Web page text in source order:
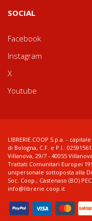
SOCIAL
Facebook
Instagram
X
Youtube
LIBRERIE.COOP S.p.a. -
di Bologna, C.F. e P.I.:
Villanova, 29/7 - 40055
Trattati Comunitari Europei
unipersonale sottoposta alla
Soc. Coop., Castenaso (BO)
info@librerie.coop.it